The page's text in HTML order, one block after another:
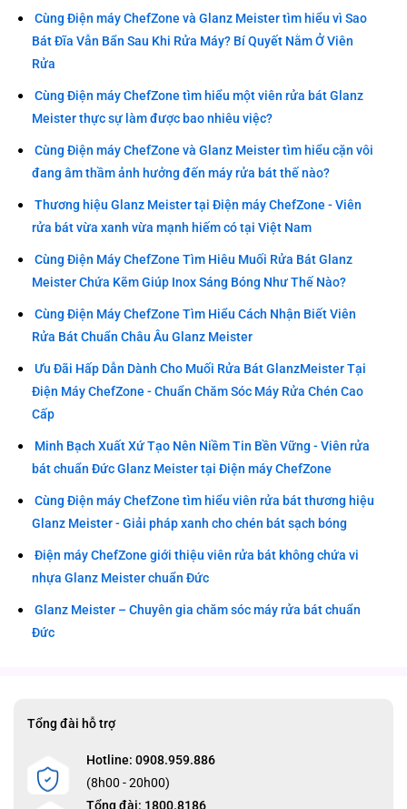
Cùng Điện máy ChefZone và Glanz Meister tìm hiểu vì Sao
Bát Đĩa Vẫn Bẩn Sau Khi Rửa Máy? Bí Quyết Nằm Ở Viên
Rửa
Cùng Điện máy ChefZone tìm hiểu một viên rửa bát Glanz
Meister thực sự làm được bao nhiêu việc?
Cùng Điện máy ChefZone và Glanz Meister tìm hiểu cặn vôi
đang âm thầm ảnh hưởng đến máy rửa bát thế nào?
Thương hiệu Glanz Meister tại Điện máy ChefZone - Viên
rửa bát vừa xanh vừa mạnh hiếm có tại Việt Nam
Cùng Điện Máy ChefZone Tìm Hiêu Muối Rửa Bát Glanz
Meister Chứa Kẽm Giúp Inox Sáng Bóng Như Thế Nào?
Cùng Điện Máy ChefZone Tìm Hiểu Cách Nhận Biết Viên
Rửa Bát Chuẩn Châu Âu Glanz Meister
Ưu Đãi Hấp Dẫn Dành Cho Muối Rửa Bát GlanzMeister Tại
Điện Máy ChefZone - Chuẩn Chăm Sóc Máy Rửa Chén Cao
Cấp
Minh Bạch Xuất Xứ Tạo Nên Niềm Tin Bền Vững - Viên rửa
bát chuẩn Đức Glanz Meister tại Điện máy ChefZone
Cùng Điện máy ChefZone tìm hiểu viên rửa bát thương hiệu
Glanz Meister - Giải pháp xanh cho chén bát sạch bóng
Điện máy ChefZone giới thiệu viên rửa bát không chứa vi
nhựa Glanz Meister chuẩn Đức
Glanz Meister – Chuyên gia chăm sóc máy rửa bát chuẩn
Đức
Tổng đài hỗ trợ
Hotline: 0908.959.886
(8h00 - 20h00)
Tổng đài: 1800.8186